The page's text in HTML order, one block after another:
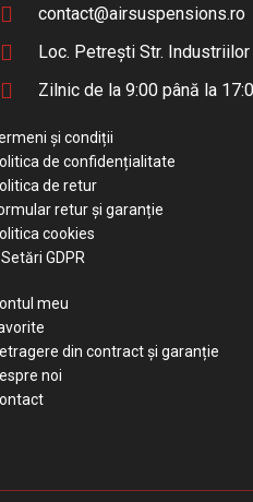
contact@airsuspensions.ro
Loc. Petrești Str. Industriilor
Zilnic de la 9:00 până la
și condiții
de confidențialitate
de retur
retur și garanție
cookies
GDPR
meu
din contract și garanție
noi